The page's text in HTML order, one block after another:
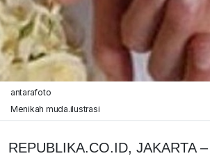
antarafoto
Menikah muda.ilustrasi
REPUBLIKA.CO.ID, JAKARTA